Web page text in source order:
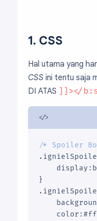
1. CSS
Hal utama yang
CSS ini tentu saja
DI ATAS ]]></
/* Spoiler
}